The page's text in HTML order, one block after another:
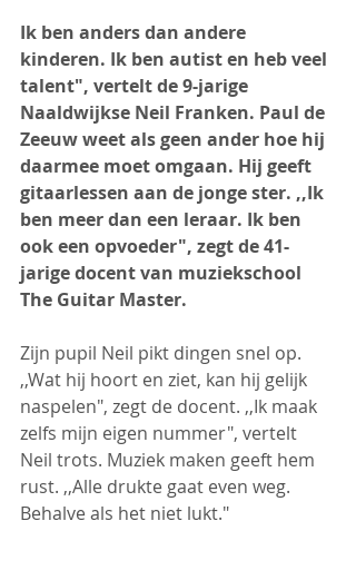
Ik ben anders dan andere
kinderen. Ik ben autist en heb veel
talent", vertelt de 9-jarige
Naaldwijkse Neil Franken. Paul de
Zeeuw weet als geen ander hoe hij
daarmee moet omgaan. Hij geeft
gitaarlessen aan de jonge ster. ,,Ik
ben meer dan een leraar. Ik ben
ook een opvoeder", zegt de 41-
jarige docent van muziekschool
The Guitar Master.
Zijn pupil Neil pikt dingen snel op.
,,Wat hij hoort en ziet, kan hij gelijk
naspelen", zegt de docent. ,,Ik maak
zelfs mijn eigen nummer", vertelt
Neil trots. Muziek maken geeft hem
rust. ,,Alle drukte gaat even weg.
Behalve als het niet lukt."